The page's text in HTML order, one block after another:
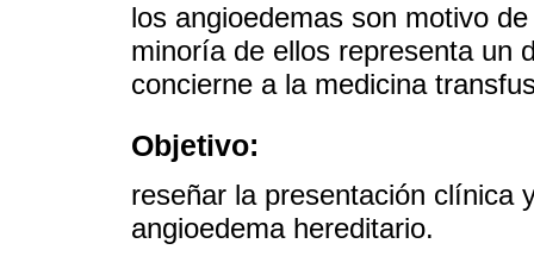
los angioedemas son motivo
minoría de ellos representa un
concierne a la medicina
Objetivo:
reseñar la presentación clínica
angioedema hereditario.